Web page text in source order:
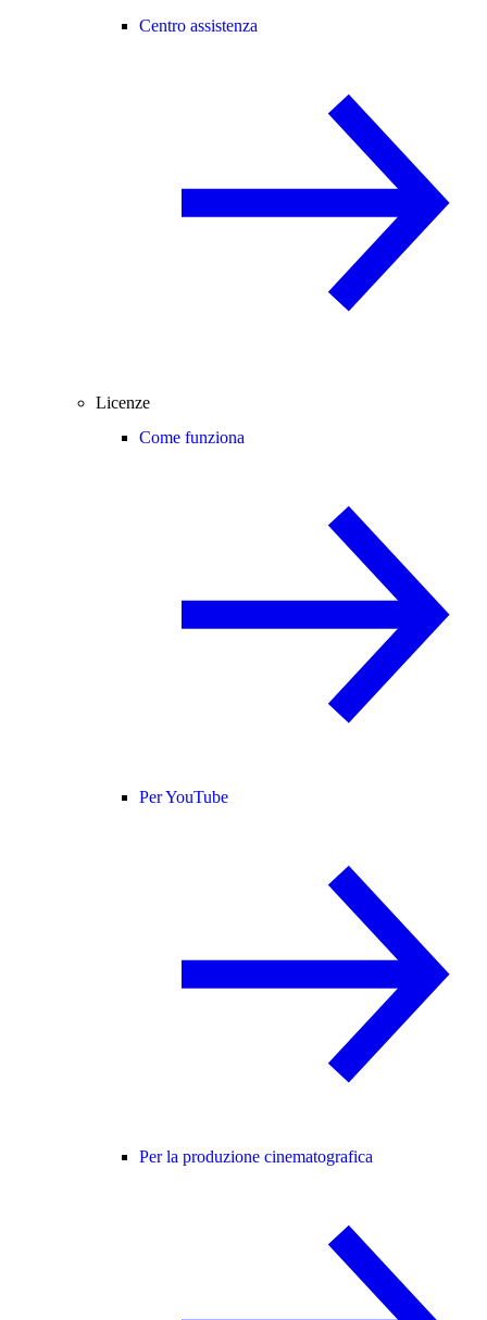
Centro assistenza
Licenze
Come funziona
Per YouTube
Per la produzione cinematografica